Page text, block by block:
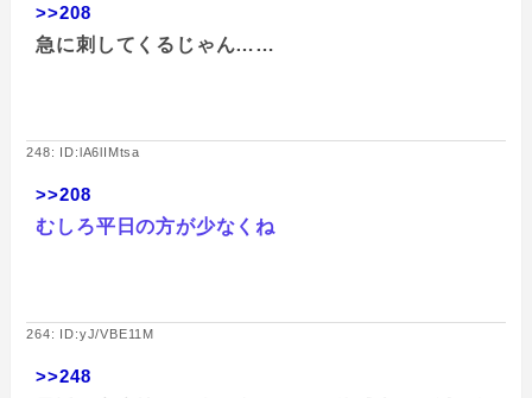
>>208
急に刺してくるじゃん……
248: ID:lA6lIMtsa
>>208
むしろ平日の方が少なくね
264: ID:yJ/VBE11M
>>248